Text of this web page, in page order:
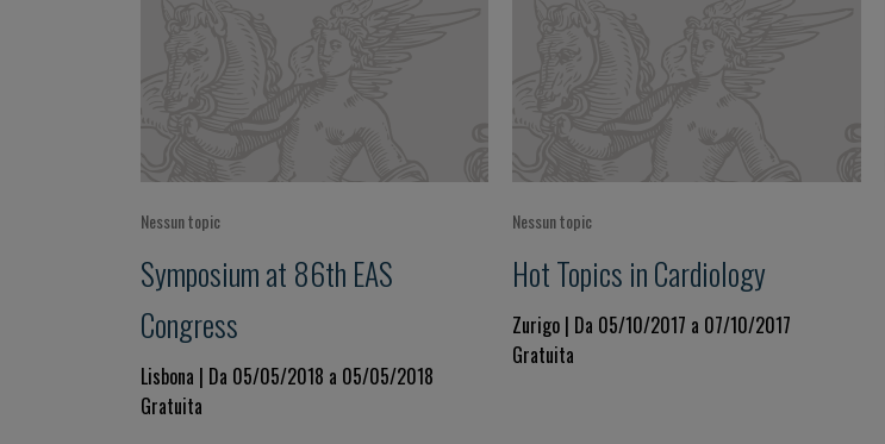
Nessun topic
Symposium at 86th EAS
Congress
Lisbona | Da 05/05/2018 a 05/05/2018
Gratuita
Nessun topic
Hot Topics in Cardiology
Zurigo | Da 05/10/2017 a 07/10/2017
Gratuita